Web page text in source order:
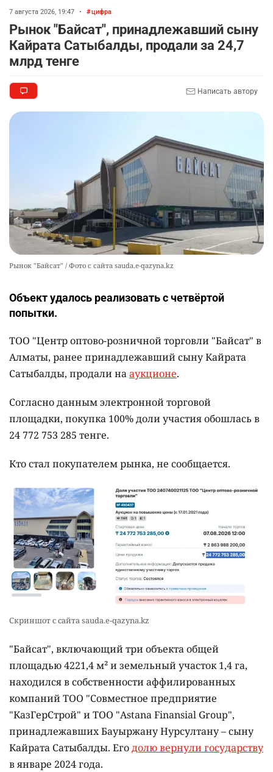
7 августа 2026, 19:47 • цифра
Рынок "Байсат", принадлежавший сыну
Кайрата Сатыбалды, продали за 24,7
млрд тенге
Написать автору
Рынок "Байсат" / Фото с сайта sauda.e-qazyna.kz
Объект удалось реализовать с четвёртой
попытки.
ТОО "Центр оптово-розничной торговли "Байсат" в
Алматы, ранее принадлежавший сыну Кайрата
Сатыбалды, продали нааукционе.
Согласно данным электронной торговой
площадки, покупка 100% доли участия обошлась в
24 772 753 285 тенге.
Кто стал покупателем рынка, не сообщается.
Скриншот с сайта sauda.e-qazyna.kz
"Байсат", включающий три объекта общей
площадью 4221,4 м² и земельный участок 1,4 га,
находился в собственности аффилированных
компаний ТОО "Совместное предприятие
"КазГерСтрой" и ТОО "Astana Finansial Group",
принадлежавших Бауыржану Нурсултану – сыну
Кайрата Сатыбалды. Егодолю вернули государству
в январе 2024 года.